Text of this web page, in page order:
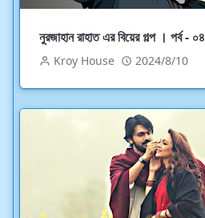
নুরজাহান রাহাত এর বিয়ের গল্প । পর্ব - ০৪
Kroy House 2024/8/10